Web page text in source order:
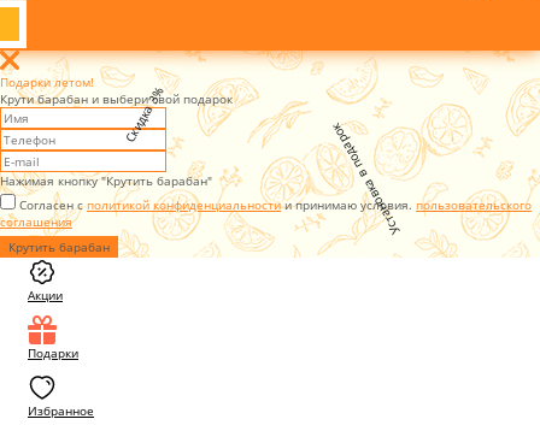
Скидка 3%
Установка в подарок
Подарки летом!
Крути барабан и выбери свой подарок
Нажимая кнопку "Крутить барабан"
Согласен с политикой конфиденциальностии принимаю условия. пользовательского
соглашения
Крутить барабан
Акции
Подарки
Избранное